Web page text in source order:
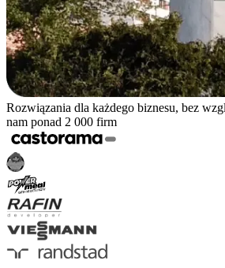
Rozwiązania dla każdego biznesu, bez
nam ponad 2 000 firm